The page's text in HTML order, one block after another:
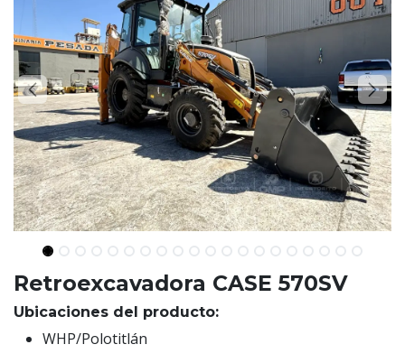
Retroexcavadora CASE 570SV
Ubicaciones del producto:
WHP/Polotitlán